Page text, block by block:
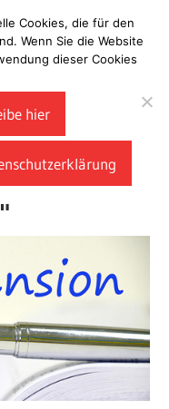
Cookies, die für den
Wenn Sie die Website
dieser Cookies
hier